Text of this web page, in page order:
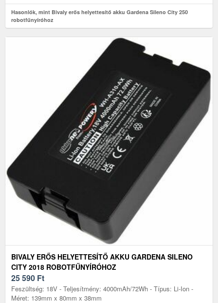
Hasonlók, mint Bivaly erős helyettesítő akku Gardena Sileno City 250
robotfűnyíróhoz
BIVALY ERŐS HELYETTESÍTŐ AKKU GARDENA SILENO
CITY 2018 ROBOTFŰNYÍRÓHOZ
25 590 Ft
Feszültség: 18V - Teljesítmény: 4000mAh/72Wh - Típus: Li-Ion -
Méret: 139mm x 80mm x 38mm